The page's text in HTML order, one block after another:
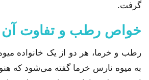
گرفت.
خواص رطب و تفاوت آن
رطب و خرما، هر دو از یک خانواده
به میوه نارس خرما گفته می‌شود که